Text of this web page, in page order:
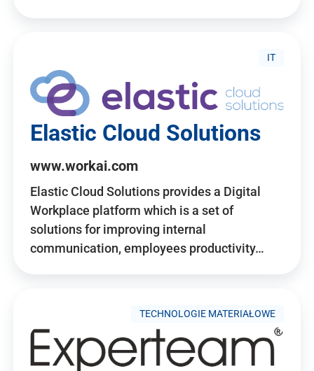
IT
Elastic Cloud Solutions
www.workai.com
Elastic Cloud Solutions provides a Digital
Workplace platform which is a set of
solutions for improving internal
communication, employees productivity…
TECHNOLOGIE MATERIAŁOWE